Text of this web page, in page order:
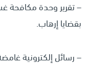
– تقرير وحدة مكافحة
بقضايا إرهاب.
– رسائل إلكترونية